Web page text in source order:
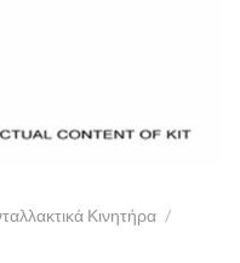
Κινητήρα /